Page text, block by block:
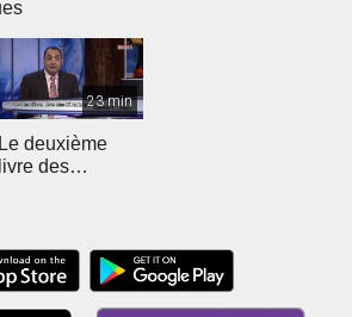
23 min
Le deuxième
livre des